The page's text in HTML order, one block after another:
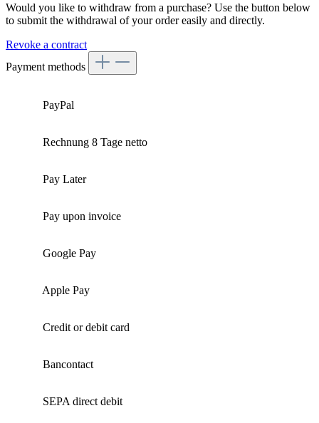
Would you like to withdraw from a purchase? Use the button below
to submit the withdrawal of your order easily and directly.
Revoke a contract
Payment methods
PayPal
Rechnung 8 Tage netto
Pay Later
Pay upon invoice
Google Pay
Apple Pay
Credit or debit card
Bancontact
SEPA direct debit